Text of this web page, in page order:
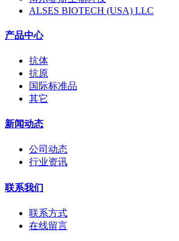
ALSES BIOTECH (USA) LLC
产品中心
抗体
抗原
国际标准品
其它
新闻动态
公司动态
行业资讯
联系我们
联系方式
在线留言